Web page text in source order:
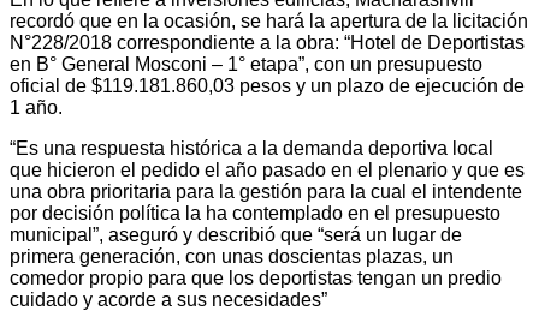
recordó que en la ocasión, se hará la apertura de la licitación
N°228/2018 correspondiente a la obra: “Hotel de Deportistas
en B° General Mosconi – 1° etapa”, con un presupuesto
oficial de $119.181.860,03 pesos y un plazo de ejecución de
1 año.
“Es una respuesta histórica a la demanda deportiva local
que hicieron el pedido el año pasado en el plenario y que es
una obra prioritaria para la gestión para la cual el intendente
por decisión política la ha contemplado en el presupuesto
municipal”, aseguró y describió que “será un lugar de
primera generación, con unas doscientas plazas, un
comedor propio para que los deportistas tengan un predio
cuidado y acorde a sus necesidades”